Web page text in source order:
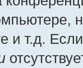
и т.д.